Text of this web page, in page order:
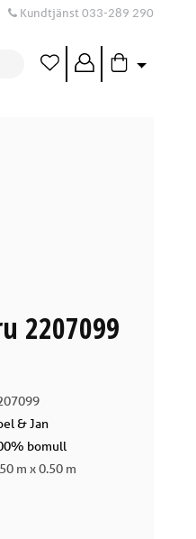
Kundtjänst 033-289 290
2207099
& Jan
bomull
m x 0.50 m